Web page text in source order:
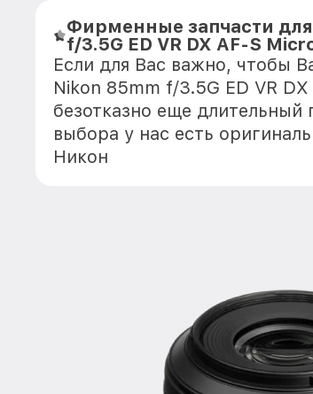
Фирменные запчасти
f/3.5G ED VR DX AF-S
Если для Вас важно, чтобы
Nikon 85mm f/3.5G ED VR
безотказно еще
выбора у нас есть
Никон